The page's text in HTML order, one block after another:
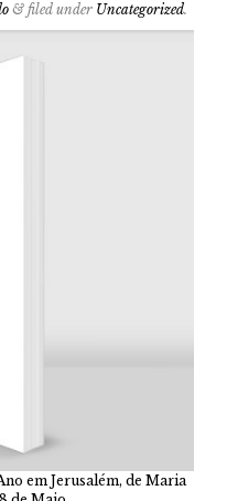
& filed under Uncategorized.
em Jerusalém, de Maria